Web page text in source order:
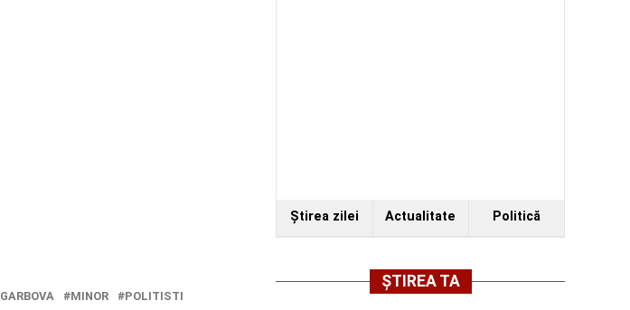
GARBOVA MINOR
POLITISTI
Ştirea zilei Actualitate Politică
ȘTIREA TA